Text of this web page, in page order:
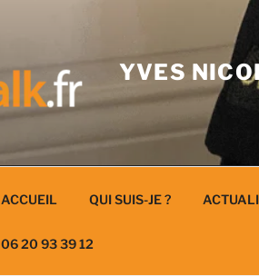
YVES
ACCUEIL QUI SUIS-JE ?
06 20 93 39 12